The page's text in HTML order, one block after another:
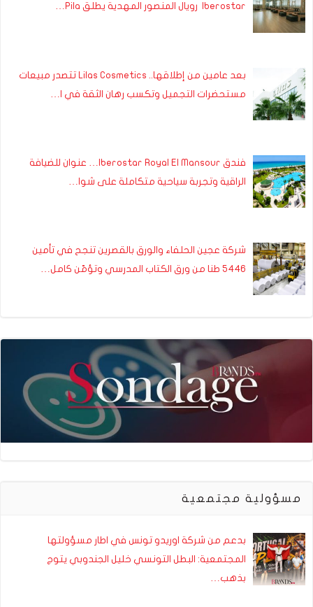
Iberostar رويال المنصور المهدية يطلق Pila…
بعد عامين من إطلاقها.. Lilas Cosmetics تتصدر مبيعات
مستحضرات التجميل وتكسب رهان الثقة في ا…
فندق Iberostar Royal El Mansour… عنوان للضيافة
الراقية وتجربة سياحية متكاملة على شوا…
شركة عجين الحلفاء والورق بالقصرين تنجح في تأمين
5446 طنا من ورق الكتاب المدرسي وتؤمّن كامل…
مسؤولية مجتمعية
بدعم من شركة اوريدو تونس في اطار مسؤولتها
المجتمعية: البطل التونسي خليل الجندوبي يتوج
بذهب…